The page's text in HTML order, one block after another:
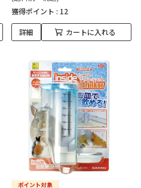
獲得ポイント : 12
詳細 カートに入れる